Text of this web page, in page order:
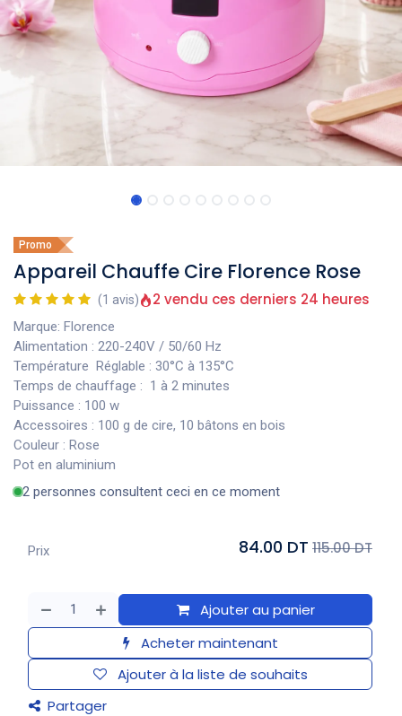
Promo
Appareil Chauffe Cire Florence Rose
(1 avis) 2 vendu ces derniers 24 heures
Marque: Florence
Alimentation : 220-240V / 50/60 Hz
Température Réglable : 30°C à 135°C
Temps de chauffage : 1 à 2 minutes
Puissance : 100 w
Accessoires : 100 g de cire, 10 bâtons en bois
Couleur : Rose
Pot en aluminium
2 personnes consultent ceci en ce moment
Ajouter au panier
Acheter maintenant
Ajouter à la liste de souhaits
Partager
Prix 84.00 DT 115.00 DT